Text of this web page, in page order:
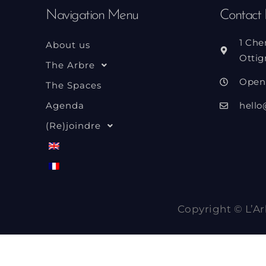
Navigation Menu
About us
The Arbre
The Spaces
Agenda
(Re)joindre
Contact
1
Copyright ©